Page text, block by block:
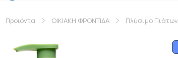
Προϊόντα ΟΙΚΙΑΚΗ ΦΡΟΝΤΙΔΑ Πλύσιμο Πιάτων